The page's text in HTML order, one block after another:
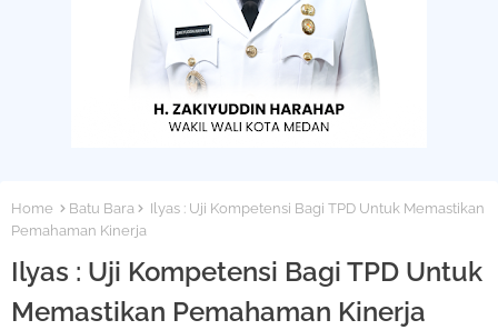
Home Batu Bara
Ilyas : Uji Kompetensi Bagi TPD Untuk Memastikan
Pemahaman Kinerja
Ilyas : Uji Kompetensi Bagi TPD Untuk
Memastikan Pemahaman Kinerja